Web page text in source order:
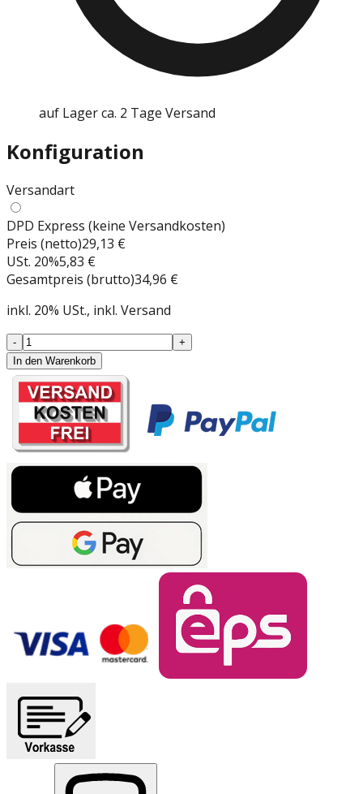
auf Lager ca. 2 Tage Versand
Konfiguration
Versandart
DPD Express (keine Versandkosten)
Preis (netto)29,13 €
USt. 20%5,83 €
Gesamtpreis (brutto)34,96 €
inkl. 20% USt., inkl. Versand
-
+
In den Warenkorb